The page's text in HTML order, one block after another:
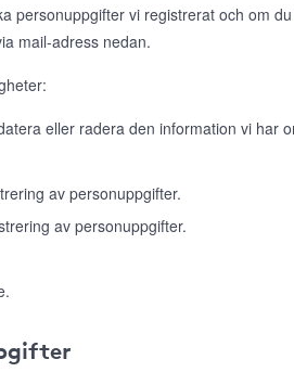
personuppgifter vi registrerat och om
mail-adress nedan.
eller radera den information vi har
av personuppgifter.
av personuppgifter.